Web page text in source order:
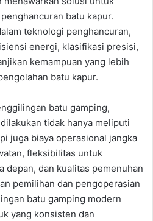
batu kapur.
teknologi penghancuran,
energi, klasifikasi presisi,
kemampuan yang lebih
batu kapur.
batu gamping,
tidak hanya meliputi
juga biaya operasional jangka
fleksibilitas untuk
depan, dan kualitas pemenuhan
pemilihan dan pengoperasian
batu gamping modern
yang konsisten dan